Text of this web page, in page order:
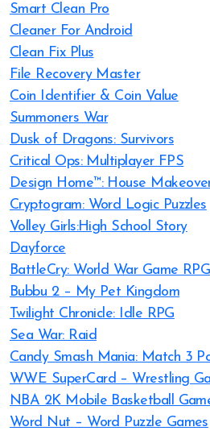
Smart Clean Pro
Cleaner For Android
Clean Fix Plus
File Recovery Master
Coin Identifier & Coin Value
Summoners War
Dusk of Dragons: Survivors
Critical Ops: Multiplayer FPS
Design Home™: House
Cryptogram: Word Logic Puzzles
Volley Girls:High School Story
Dayforce
BattleCry: World War Game RPG
Bubbu 2 – My Pet Kingdom
Twilight Chronicle: Idle RPG
Sea War: Raid
Candy Smash Mania: Match 3
WWE SuperCard – Wrestling
NBA 2K Mobile Basketball
Word Nut – Word Puzzle Games